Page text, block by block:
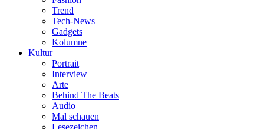
Trend
Tech-News
Gadgets
Kolumne
Kultur
Portrait
Interview
Arte
Behind The Beats
Audio
Mal schauen
Lesezeichen